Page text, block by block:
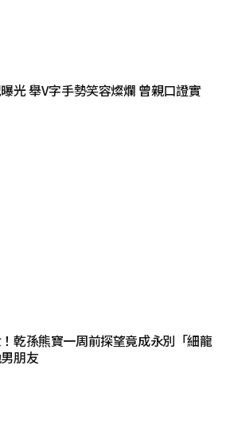
光 舉V字手勢笑容燦爛 曾親口證實
乾孫熊寶一周前探望竟成永別「細龍
朋友